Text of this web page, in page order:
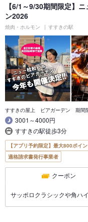
【6/1～9/30期間限定】
ン2026
焼肉・ホルモン すすきの駅
すすきの屋上 ビアガーデン 期間
3001～4000円
すすきの駅徒歩3分
【アプリ予約限定】最大800ポイ
適格請求書発行事業者
クーポン
サッポロクラシックや角ハ